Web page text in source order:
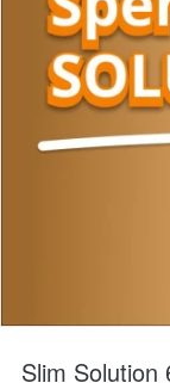
Slim Solution